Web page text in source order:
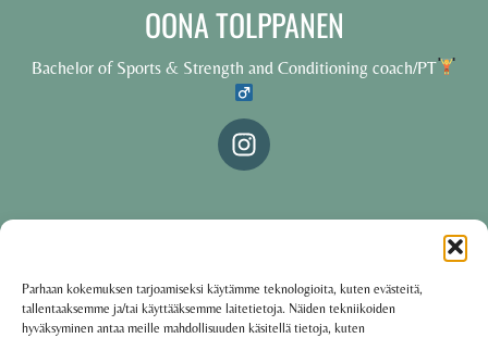
Parhaan kokemuksen tarjoamiseksi käytämme teknologioita, kuten evästeitä,
tallentaaksemme ja/tai käyttääksemme laitetietoja. Näiden tekniikoiden
hyväksyminen antaa meille mahdollisuuden käsitellä tietoja, kuten
OONA TOLPPANEN
Bachelor of Sports & Strength and Conditioning coach/PT
Käyttöehdot·Tietosuojakäytäntö